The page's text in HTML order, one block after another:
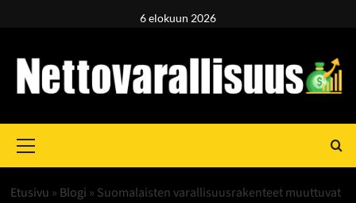
6 elokuun 2026
Menu
Etusivu » Blogi » Suomalaisten varallisuusrakenteet muuttuvat